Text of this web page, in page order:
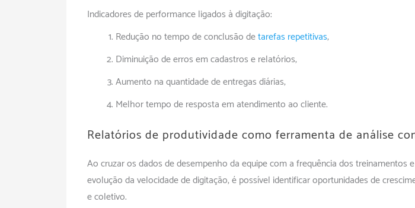
Indicadores de performance ligados à digitação:
Redução no tempo de conclusão detarefasrepetitivas;
Diminuição de erros em cadastros e relatórios;
Aumento na quantidade de entregas diárias;
Melhor tempo de resposta em atendimento ao cliente.
Relatórios de produtividade como ferramenta de análise
Ao cruzar os dados de desempenho da equipe com a frequência dos treinamentos
evolução da velocidade de digitação, é possível identificar oportunidades de
e coletivo.